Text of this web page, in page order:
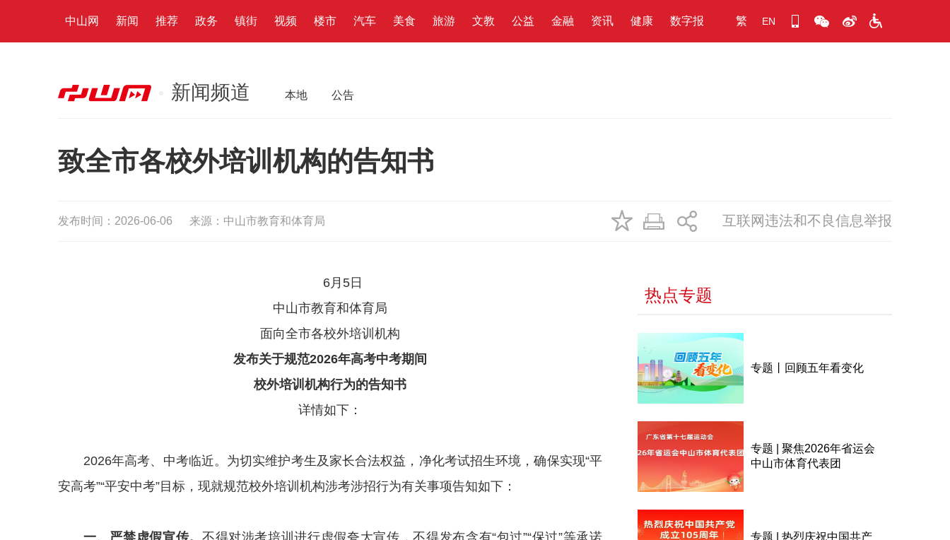
中山网 新闻 推荐 政务 镇街 视频 楼市 汽车 美食 旅游 文教 公益 金融 资讯 健康 数字报 繁 EN
新闻频道 本地 公告
致全市各校外培训机构的告知书
发布时间：2026-06-06 来源：中山市教育和体育局 互联网违法和不良信息举报
6月5日
中山市教育和体育局
面向全市各校外培训机构
发布关于规范2026年高考中考期间
校外培训机构行为的告知书
详情如下：
2026年高考、中考临近。为切实维护考生及家长合法权益，净化考试招生环境，确保实现“平
安高考”“平安中考”目标，现就规范校外培训机构涉考涉招行为有关事项告知如下：
一、严禁虚假宣传。 不得对涉考培训进行虚假夸大宣传，不得发布含有“包过”“保过”等承诺
热点专题
专题丨回顾五年看变化
专题 | 聚焦2026年省运会
中山市体育代表团
专题 | 热烈庆祝中国共产